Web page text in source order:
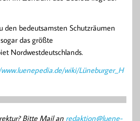
den bedeutsamsten Schutzräumen
das größte
Nordwestdeutschlands.
wiki/Lüneburger_H
Bitte Mail an redaktion@luene-